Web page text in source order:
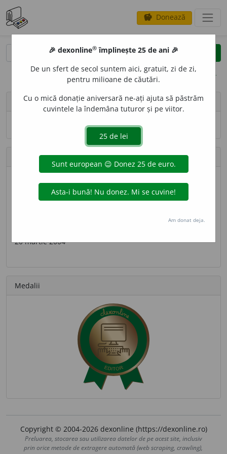
savings Donează
opțiuni
person silvia
Numele și adresa de e-mail nu sînt vizibile.
Contribuții
8 (locul 166)
20 martie 2004
Medalii
Copyright © 2004-2026 dexonline (https://dexonline.ro)
Preluarea, stocarea sau utilizarea datelor de pe acest site, inclusiv
prin orice metode de extragere automată (web scraping, crawling),
🎉 dexonline® împlinește 25 de ani 🎉
De un sfert de secol suntem aici, gratuit, zi de zi,
pentru milioane de căutări.
Cu o mică donație aniversară ne-ați ajuta să păstrăm
cuvintele la îndemâna tuturor și pe viitor.
Am donat deja.